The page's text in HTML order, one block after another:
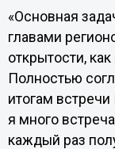
«Основная
главами
открытости,
Полностью
итогам
я много
каждый раз